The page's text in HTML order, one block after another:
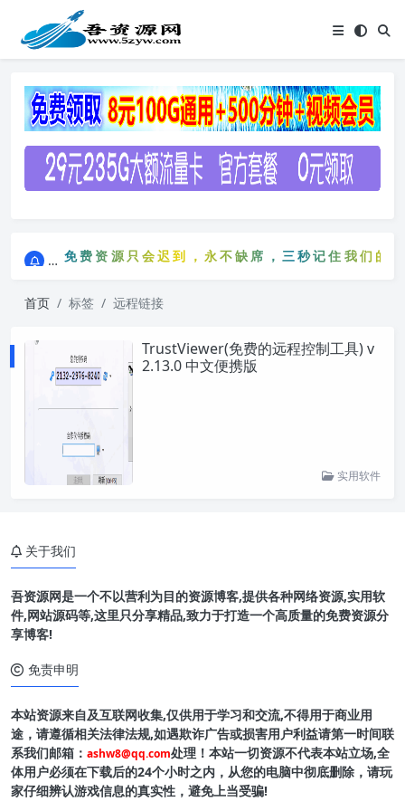
免费资源只会迟到，永不缺席，三秒记住我们的
免费资源只会迟到，永不缺席，三秒记住我
首页 标签 远程链接
TrustViewer(免费的远程控制工具) v
2.13.0 中文便携版
实用软件
关于我们
吾资源网是一个不以营利为目的资源博客,提供各种网络资源,实用软
件,网站源码等,这里只分享精品,致力于打造一个高质量的免费资源分
享博客!
免责申明
本站资源来自及互联网收集,仅供用于学习和交流,不得用于商业用
途，请遵循相关法律法规,如遇欺诈广告或损害用户利益请第一时间联
系我们邮箱： ashw8@qq.com处理！本站一切资源不代表本站立场,全
体用户必须在下载后的24个小时之内，从您的电脑中彻底删除，请玩
家仔细辨认游戏信息的真实性，避免上当受骗!